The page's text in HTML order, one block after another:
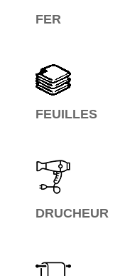
FER
FEUILLES
DRUCHEUR